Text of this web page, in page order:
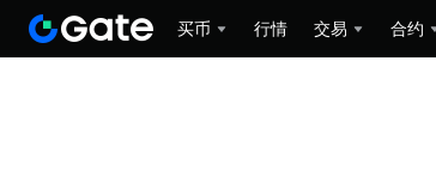
买币 行情 交易 合约